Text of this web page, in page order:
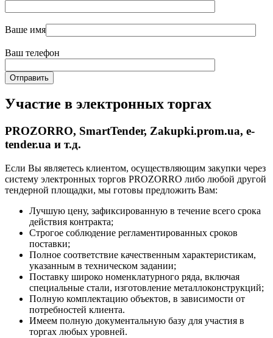
Ваше имя
Ваш телефон
Участие в электронных торгах
PROZORRO, SmartTender, Zakupki.prom.ua, e-
tender.ua и т.д.
Если Вы являетесь клиентом, осуществляющим закупки через
систему электронных торгов PROZORRO либо любой другой
тендерной площадки, мы готовы предложить Вам:
Лучшую цену, зафиксированную в течение всего срока
действия контракта;
Строгое соблюдение регламентированных сроков
поставки;
Полное соответствие качественным характеристикам,
указанным в техническом задании;
Поставку широко номенклатурного ряда, включая
специальные стали, изготовление металлоконструкций;
Полную комплектацию объектов, в зависимости от
потребностей клиента.
Имеем полную документальную базу для участия в
торгах любых уровней.